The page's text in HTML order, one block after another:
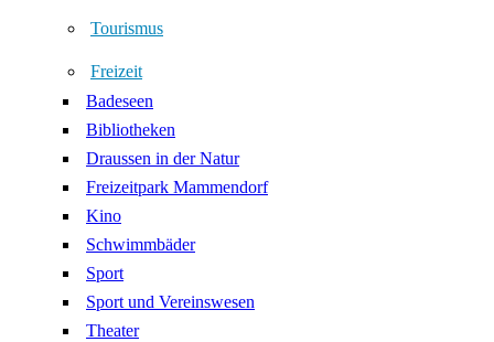
Tourismus
Freizeit
Badeseen
Bibliotheken
Draussen in der Natur
Freizeitpark Mammendorf
Kino
Schwimmbäder
Sport
Sport und Vereinswesen
Theater